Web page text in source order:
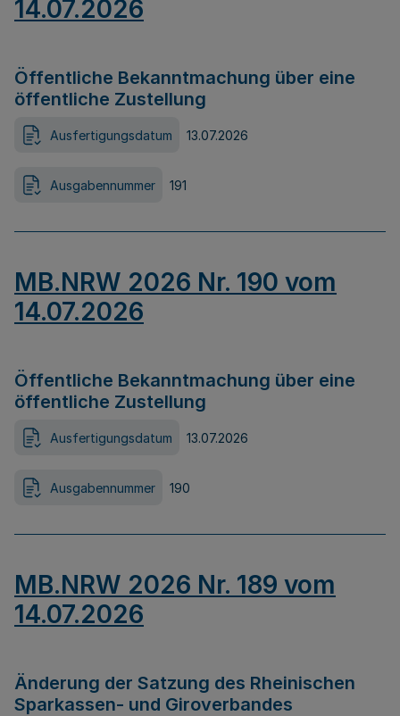
14.07.2026
Öffentliche Bekanntmachung über eine
öffentliche Zustellung
Ausfertigungsdatum 13.07.2026
Ausgabennummer 191
MB.NRW 2026 Nr. 190 vom
14.07.2026
Öffentliche Bekanntmachung über eine
öffentliche Zustellung
Ausfertigungsdatum 13.07.2026
Ausgabennummer 190
MB.NRW 2026 Nr. 189 vom
14.07.2026
Änderung der Satzung des Rheinischen
Sparkassen- und Giroverbandes